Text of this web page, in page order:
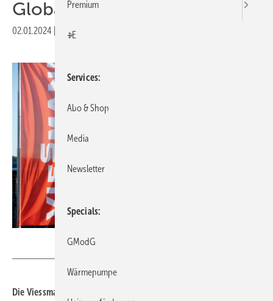
Global
02.01.2024 Druckvorschau
Die Viessmann Group hat den Verkauf ihres größten
Premium
+E
Services
Abo & Shop
Media
Newsletter
Specials
GModG
Wärmepumpe